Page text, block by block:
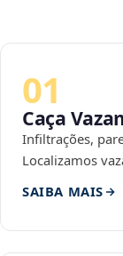
01
Caça
Infiltrações,
Localizamos
SAIBA MAIS